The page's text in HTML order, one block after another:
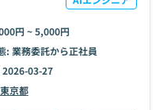
円 ~ 5,000円
: 業務委託から正社員
2026-03-27
東京都